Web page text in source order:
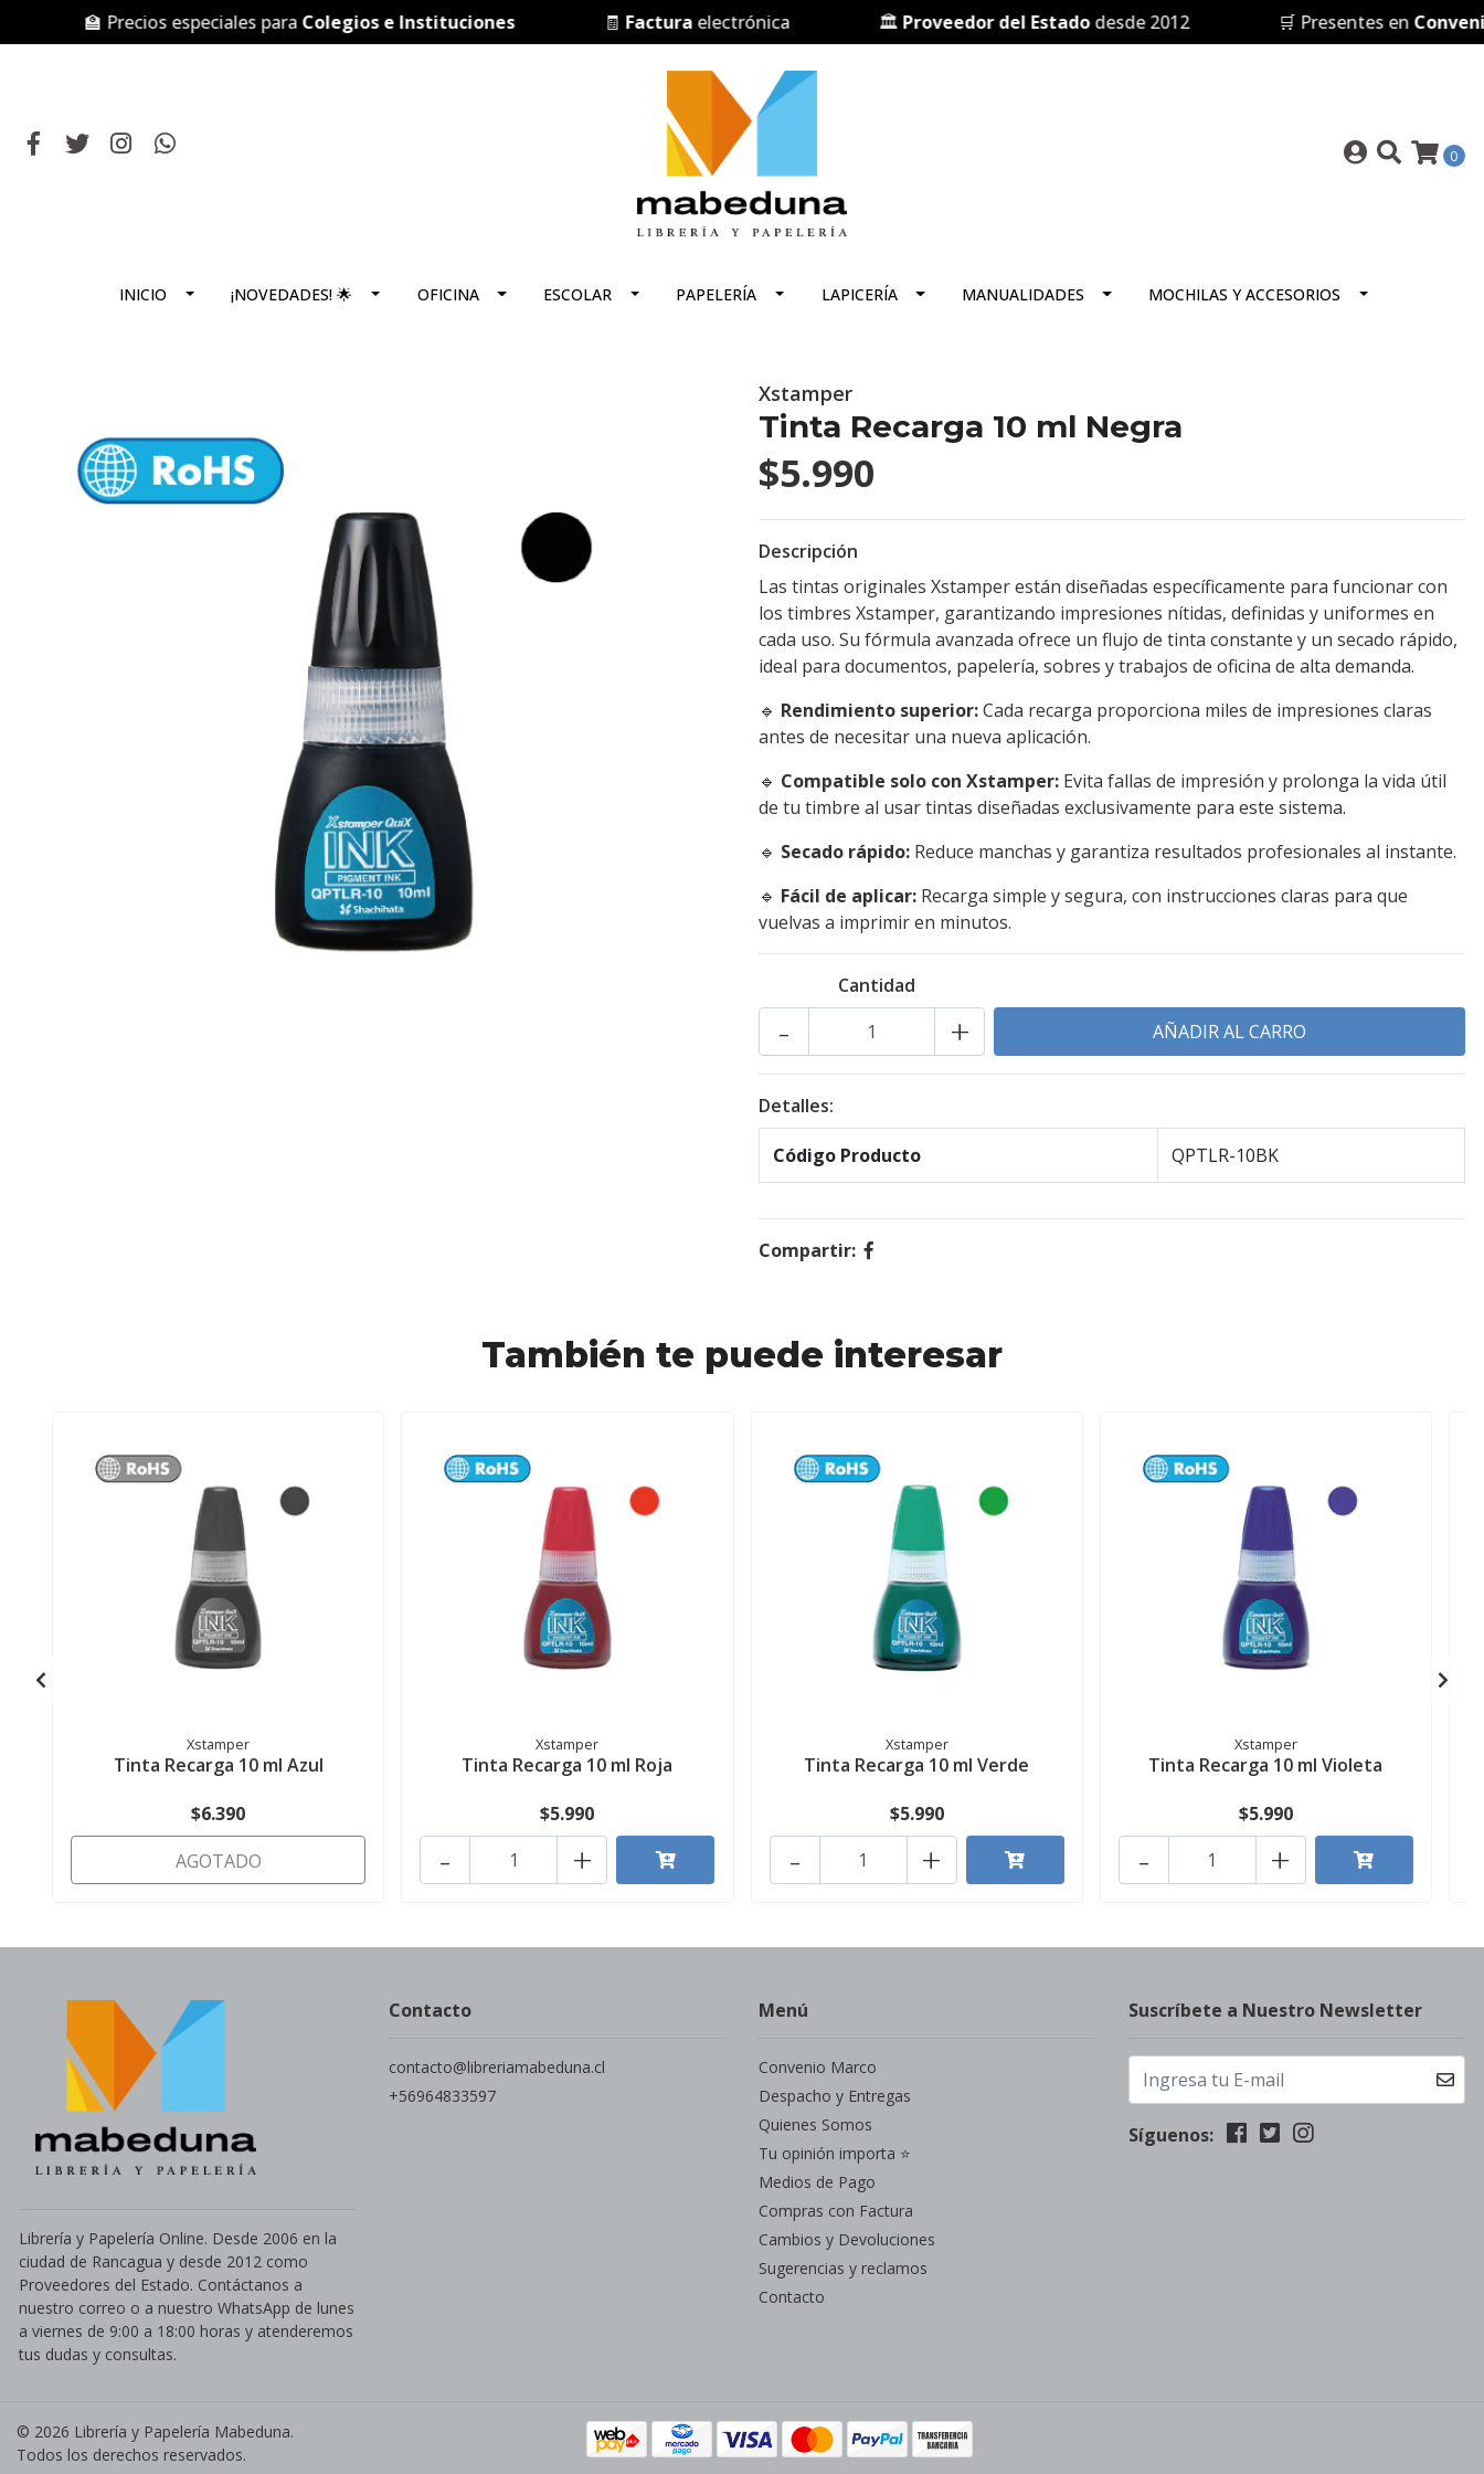
🏫 Precios especiales paraColegios e Instituciones Facturaelectrónica Proveedor del Estadodesde 2012 🛒 Presentes enConvenio
0
INICIO ¡NOVEDADES! 🌟 OFICINA ESCOLAR PAPELERÍA LAPICERÍA MANUALIDADES MOCHILAS Y ACCESORIOS
Xstamper
Tinta Recarga 10 ml Negra
$5.990
Descripción
Las tintas originales Xstamper están diseñadas específicamente para funcionar con
los timbres Xstamper, garantizando impresiones nítidas, definidas y uniformes en
cada uso. Su fórmula avanzada ofrece un flujo de tinta constante y un secado rápido,
ideal para documentos, papelería, sobres y trabajos de oficina de alta demanda.
🔹 Rendimiento superior:Cada recarga proporciona miles de impresiones claras
antes de necesitar una nueva aplicación.
🔹 Compatible solo con Xstamper: Evita fallas de impresión y prolonga la vida útil
de tu timbre al usar tintas diseñadas exclusivamente para este sistema.
🔹 Secado rápido: Reduce manchas y garantiza resultados profesionales al instante.
🔹 Fácil de aplicar: Recarga simple y segura, con instrucciones claras para que
vuelvas a imprimir en minutos.
Cantidad
+
-
Detalles:
Código Producto QPTLR-10BK
Compartir:
También te puede interesar
Xstamper
Tinta Recarga 10 ml Azul
$6.390
AGOTADO
Xstamper
Tinta Recarga 10 ml Roja
$5.990
+
-
Xstamper
Tinta Recarga 10 ml Verde
$5.990
+
-
Xstamper
Tinta Recarga 10 ml Violeta
$5.990
+
-
Librería y Papelería Online. Desde 2006 en la
ciudad de Rancagua y desde 2012 como
Proveedores del Estado. Contáctanos a
nuestro correo o a nuestro WhatsApp de lunes
a viernes de 9:00 a 18:00 horas y atenderemos
tus dudas y consultas.
Contacto
contacto@libreriamabeduna.cl
+56964833597
Menú
Convenio Marco
Despacho y Entregas
Quienes Somos
Tu opinión importa ⭐
Medios de Pago
Compras con Factura
Cambios y Devoluciones
Sugerencias y reclamos
Contacto
Suscríbete a Nuestro Newsletter
Síguenos:
© 2026 Librería y Papelería Mabeduna.
Todos los derechos reservados.